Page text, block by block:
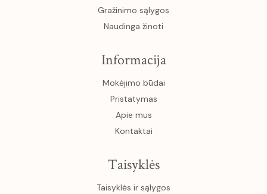
Gražinimo sąlygos
Naudinga žinoti
Informacija
Mokėjimo būdai
Pristatymas
Apie mus
Kontaktai
Taisyklės
Taisyklės ir sąlygos